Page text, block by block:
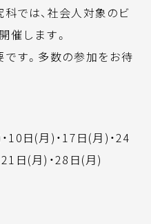
科では、社会人対象のビ
催します。
す。多数の参加をお待
10日(月)・17日(月)・24
日(月)・28日(月)